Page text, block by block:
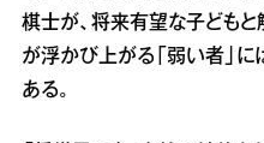
棋士が、将来有望な子ども
が浮かび上がる「弱い者」に
ある。